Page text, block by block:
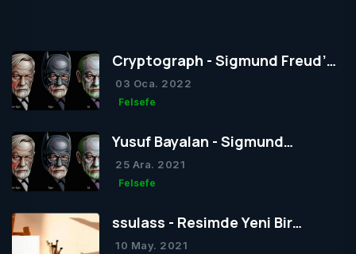
Cryptograph - Sigmund Freud’un
Yapısal Kuramı
03 Oca. 2022
Felsefe
Yusuf Bayalan - Sigmund
Freud’un Yapısal Kuramı
25 Ara. 2021
Felsefe
ssulass - Resimde Yeni Bir
Dönem mi Yoksa Bir Dönemin
10 May. 2021